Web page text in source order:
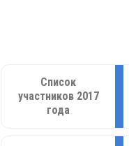
Список
участников 2017
года